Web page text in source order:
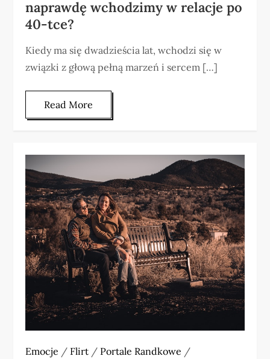
naprawdę wchodzimy w relacje po
40-tce?
Kiedy ma się dwadzieścia lat, wchodzi się w
związki z głową pełną marzeń i sercem […]
Read More
Emocje / Flirt / Portale Randkowe /